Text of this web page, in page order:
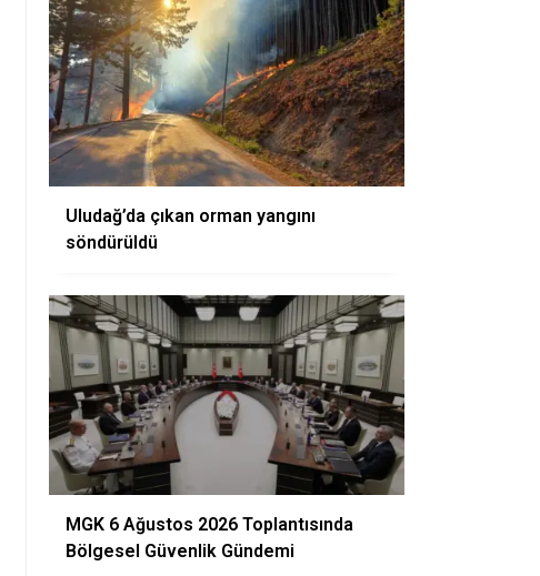
Uludağ’da çıkan orman yangını
söndürüldü
MGK 6 Ağustos 2026 Toplantısında
Bölgesel Güvenlik Gündemi